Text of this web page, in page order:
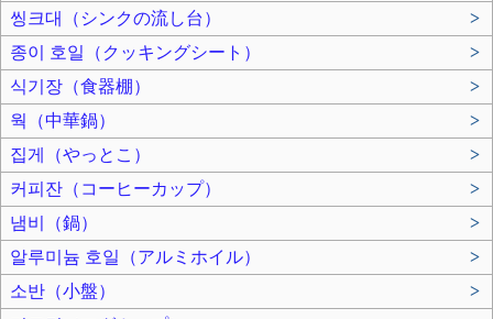
씽크대（シンクの流し台）
>
종이 호일（クッキングシート）
>
식기장（食器棚）
>
웍（中華鍋）
>
집게（やっとこ）
>
커피잔（コーヒーカップ）
>
냄비（鍋）
>
알루미늄 호일（アルミホイル）
>
소반（小盤）
>